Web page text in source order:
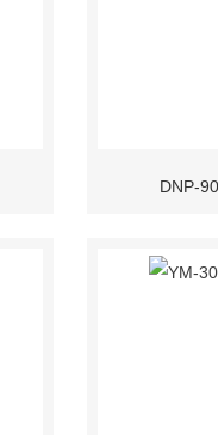
DNP-